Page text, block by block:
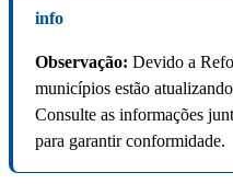
info
Observação: Devido a
municípios estão
Consulte as informações
para garantir conformidade.